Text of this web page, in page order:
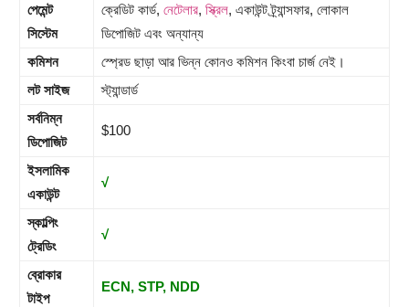
পেমেন্ট
সিস্টেম
ক্রেডিট কার্ড, নেটেলার, স্ক্রিল, একাউন্ট ট্র্যান্সফার, লোকাল
ডিপোজিট এবং অন্যান্য
কমিশন
স্প্রেড ছাড়া আর ভিন্ন কোনও কমিশন কিংবা চার্জ নেই।
লট সাইজ
স্ট্যান্ডার্ড
সর্বনিম্ন
ডিপোজিট
$100
ইসলামিক
একাউন্ট
√
স্কাল্পিং
ট্রেডিং
√
ব্রোকার
টাইপ
ECN, STP, NDD